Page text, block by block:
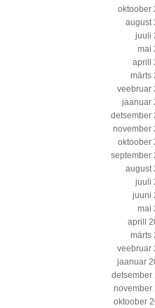
oktoober
august
juuli
mai
aprill
märts
veebruar
jaanuar
detsember
november
oktoober
september
august
juuli
juuni
mai
aprill
märts
veebruar
jaanuar
detsember
november
oktoober